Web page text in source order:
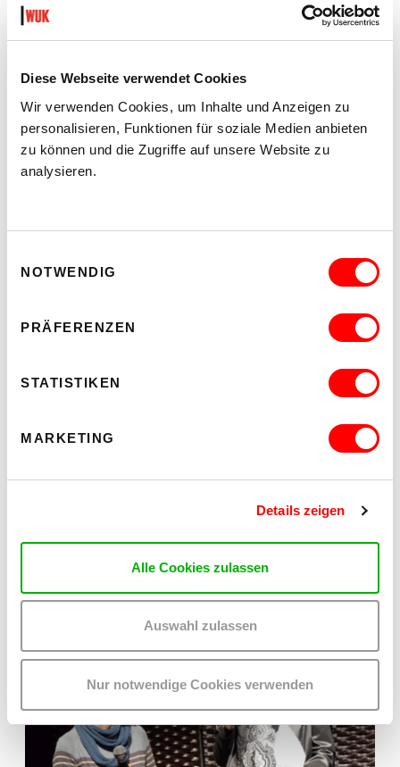
Diese Webseite verwendet Cookies
Wir verwenden Cookies, um Inhalte und Anzeigen zu
personalisieren, Funktionen für soziale Medien anbieten
zu können und die Zugriffe auf unsere Website zu
analysieren.
NOTWENDIG
PRÄFERENZEN
STATISTIKEN
MARKETING
Details zeigen
Alle Cookies zulassen
Auswahl zulassen
Nur notwendige Cookies verwenden